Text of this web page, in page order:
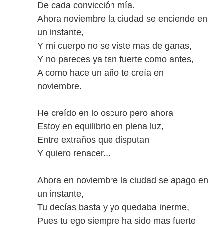
De cada convicción mía.
Ahora noviembre la ciudad se enciende en
un instante,
Y mi cuerpo no se viste mas de ganas,
Y no pareces ya tan fuerte como antes,
A como hace un año te creía en
noviembre.
He creído en lo oscuro pero ahora
Estoy en equilibrio en plena luz,
Entre extraños que disputan
Y quiero renacer...
Ahora en noviembre la ciudad se apago en
un instante,
Tu decías basta y yo quedaba inerme,
Pues tu ego siempre ha sido mas fuerte